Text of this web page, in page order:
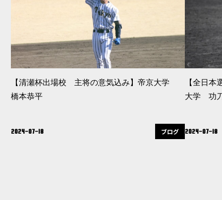
【清瀬杯出場校 主将の意気込み】帝京大学
橋本恭平
2024-07-18 ブログ
【全日
大学 功
2024-07-18